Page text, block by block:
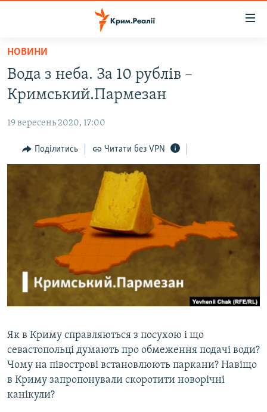
Перейти
основного
матеріалу
Перейти
до
навігації
Перейти
ВОДА.КРИМ
ВІДЕО ТА ФОТО
ПОЛІТИКА
БЛОГИ
ВСЕ ЗА ДЕНЬ
СПЕЦПРОЕКТИ
ДЕПОРТАЦІЯ
ВІДЕОУРОКИ «ELIFBE»
ІНФОГРАФІКА
ЯК ОБІЙТИ БЛОКУВАННЯ
Русский
Qırımtatar
ДОЛУЧАЙСЯ!
Усі сайти RFE/RL
НОВИНИ
Вода з неба. За 10 рублів –
Кримський.Пармезан
19 вересень 2020, 17:00
Поділитись Читати без VPN
Як в Криму справляються з посухою і що
севастопольці думають про обмеження подачі води?
Чому на півострові встановлюють паркани? Навіщо
в Криму запропонували скоротити новорічні
канікули?